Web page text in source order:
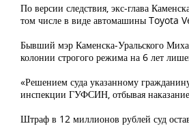
По версии следствия, экс-глава
том числе в виде автомашины Toyota
Бывший мэр Каменска-Уральского
колонии строгого режима на 6 лет
«Решением суда указанному
инспекции ГУФСИН, отбывая
Штраф в 12 миллионов рублей суд